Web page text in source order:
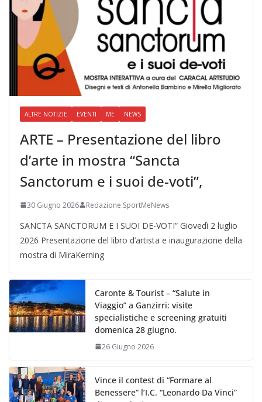
ALTRE NOTIZIE EVENTI ME NEWS
ARTE – Presentazione del libro
d’arte in mostra “Sancta
Sanctorum e i suoi de-voti”,
30 Giugno 2026 Redazione SportMeNews
SANCTA SANCTORUM E I SUOI DE-VOTI” Giovedì 2 luglio
2026 Presentazione del libro d’artista e inaugurazione della
mostra di MiraKerning
Caronte & Tourist – “Salute in
Viaggio” a Ganzirri: visite
specialistiche e screening gratuiti
domenica 28 giugno.
26 Giugno 2026
Vince il contest di “Formare al
Benessere” l’I.C. “Leonardo Da Vinci”